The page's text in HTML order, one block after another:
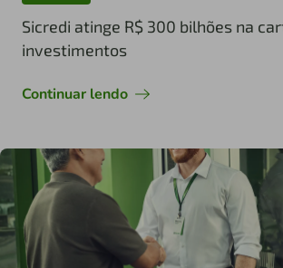
Sicredi atinge R$ 300 bilhões na
investimentos
Continuar lendo